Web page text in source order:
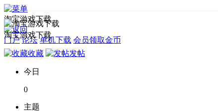
淘宝游戏下载
门户 论坛 单机下载 会员领取金币
淘宝游戏下载
收藏 发帖
今日
0
主题